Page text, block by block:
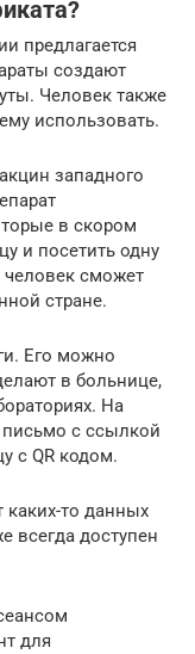
предлагается
создают
Человек также
использовать.
западного
в скором
и посетить одну
человек сможет
стране.
Его можно
в больнице,
На
письмо с ссылкой
с QR кодом.
каких-то данных
всегда доступен
для